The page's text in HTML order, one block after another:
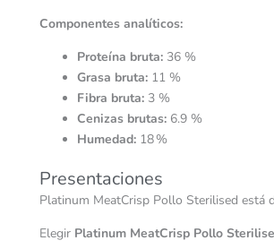
Componentes analíticos:
Proteína bruta: 36 %
Grasa bruta: 11 %
Fibra bruta: 3 %
Cenizas brutas: 6.9 %
Humedad: 18 %
Presentaciones
Platinum MeatCrisp Pollo Sterilised está
Elegir Platinum MeatCrisp Pollo